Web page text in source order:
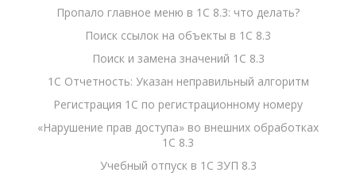
Пропало главное меню в 1С 8.3: что делать?
Поиск ссылок на объекты в 1С 8.3
Поиск и замена значений 1С 8.3
1С Отчетность: Указан неправильный алгоритм
Регистрация 1С по регистрационному номеру
«Нарушение прав доступа» во внешних обработках
1С 8.3
Учебный отпуск в 1С ЗУП 8.3